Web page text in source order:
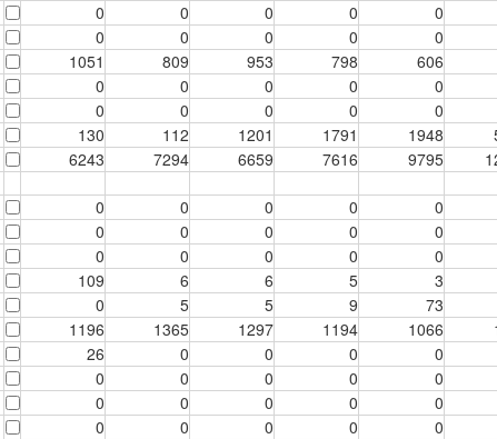
0 0 0 0 0
0 0 0 0 0
1051 809 953 798 606
0 0 0 0 0
0 0 0 0 0
130 112 1201 1791 1948
6243 7294 6659 7616 9795
0 0 0 0 0
0 0 0 0 0
0 0 0 0 0
109 6 6 5 3
0 5 5 9 73
1196 1365 1297 1194 1066
26 0 0 0 0
0 0 0 0 0
0 0 0 0 0
0 0 0 0 0